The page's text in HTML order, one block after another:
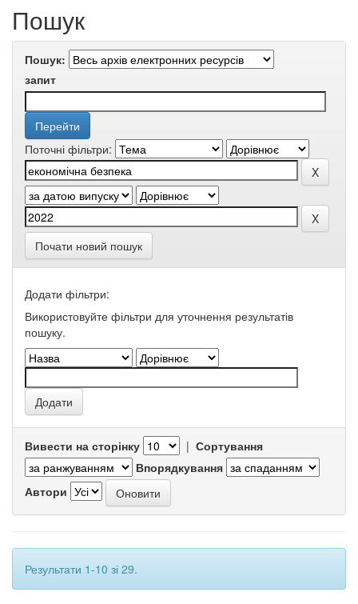
Пошук
Пошук:
запит
Поточні фільтри:
Почати новий пошук
Додати фільтри:
Використовуйте фільтри для уточнення результатів
пошуку.
Вивести на сторінку | Сортування
Впорядкування
Автори
Результати 1-10 зі 29.